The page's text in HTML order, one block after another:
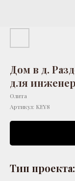
Дом в д.
для
Олита
Артикул: KEY8
Тип проекта: